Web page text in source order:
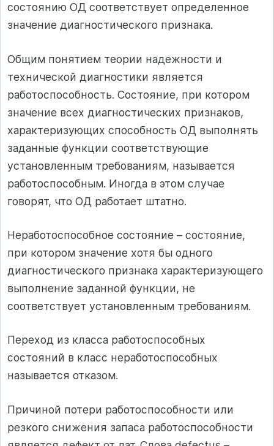
состоянию ОД соответствует определенное
значение диагностического признака.
Общим понятием теории надежности и
технической диагностики является
работоспособность. Состояние, при котором
значение всех диагностических признаков,
характеризующих способность ОД выполнять
заданные функции соответствующие
установленным требованиям, называется
работоспособным. Иногда в этом случае
говорят, что ОД работает штатно.
Неработоспособное состояние – состояние,
при котором значение хотя бы одного
диагностического признака характеризующего
выполнение заданной функции, не
соответствует установленным требованиям.
Переход из класса работоспособных
состояний в класс неработоспособных
называется отказом.
Причиной потери работоспособности или
резкого снижения запаса работоспособности